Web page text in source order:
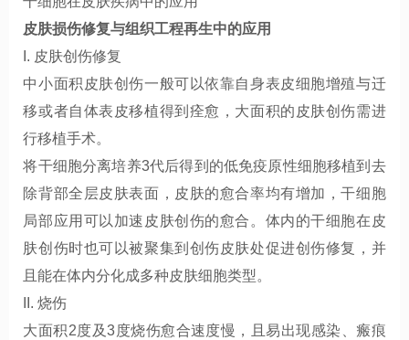
皮肤损伤修复与组织工程再生中的应用
I. 皮肤创伤修复
中小面积皮肤创伤一般可以依靠自身表皮细胞增殖与迁
移或者自体表皮移植得到痊愈，大面积的皮肤创伤需进
行移植手术。
将干细胞分离培养3代后得到的低免疫原性细胞移植到去
除背部全层皮肤表面，皮肤的愈合率均有增加，干细胞
局部应用可以加速皮肤创伤的愈合。体内的干细胞在皮
肤创伤时也可以被聚集到创伤皮肤处促进创伤修复，并
且能在体内分化成多种皮肤细胞类型。
II. 烧伤
大面积2度及3度烧伤愈合速度慢，且易出现感染、瘢痕